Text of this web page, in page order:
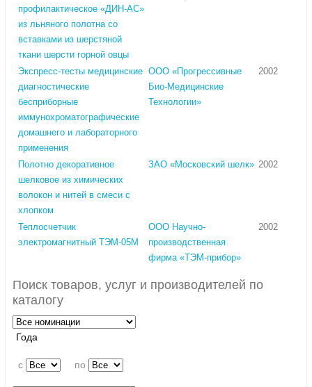
профилактическое «ДИН-АС»
из льняного полотна со
вставками из шерстяной
ткани шерсти горной овцы
Экспресс-тесты медицинские
диагностические
бесприборные
иммунохроматографические
домашнего и лабораторного
применения
ООО «Прогрессивные
Био-Медицинские
Технологии»
2002
Полотно декоративное
шелковое из химических
волокон и нитей в смеси с
хлопком
ЗАО «Московский шелк» 2002
Теплосчетчик
электромагнитный ТЭМ-05М
ООО Научно-
производственная
фирма «ТЭМ-прибор»
2002
Поиск товаров, услуг и производителей по
каталогу
Года
c по